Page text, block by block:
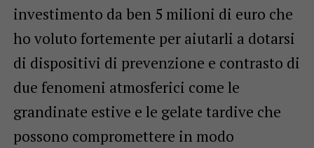
investimento da ben 5 milioni di euro che
ho voluto fortemente per aiutarli a dotarsi
di dispositivi di prevenzione e contrasto di
due fenomeni atmosferici come le
grandinate estive e le gelate tardive che
possono compromettere in modo